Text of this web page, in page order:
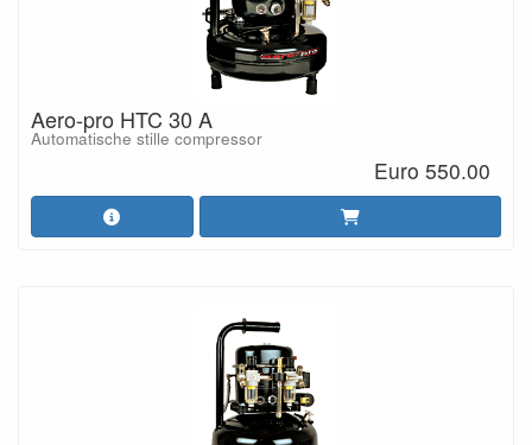
Aero-pro HTC 30 A
Automatische stille compressor
Euro 550.00